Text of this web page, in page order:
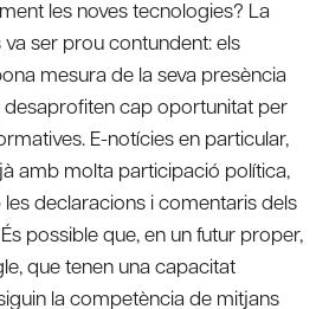
les noves tecnologies? La
ser prou contundent: els
mesura de la seva presència
desaprofiten cap oportunitat per
E-notícies en particular,
amb molta participació política,
declaracions i comentaris dels
possible que, en un futur proper,
que tenen una capacitat
la competència de mitjans